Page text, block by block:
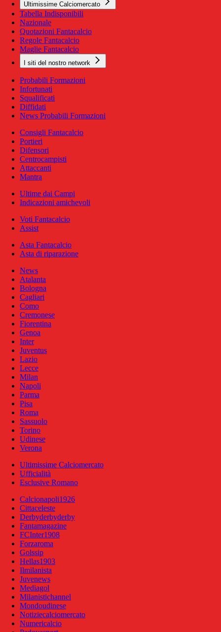
Ultimissime Calciomercato
Tabella Indisponibili
Nazionale
Quotazioni Fantacalcio
Regole Fantacalcio
Maglie Fantacalcio
I siti del nostro network
Probabili Formazioni
Infortunati
Squalificati
Diffidati
News Probabili Formazioni
Consigli Fantacalcio
Portieri
Difensori
Centrocampisti
Attaccanti
Mantra
Ultime dai Campi
Indicazioni amichevoli
Voti Fantacalcio
Assist
Asta Fantacalcio
Asta di riparazione
News
Atalanta
Bologna
Cagliari
Como
Cremonese
Fiorentina
Genoa
Inter
Juventus
Lazio
Lecce
Milan
Napoli
Parma
Pisa
Roma
Sassuolo
Torino
Udinese
Verona
Ultimissime Calciomercato
Ufficialità
Esclusive Romano
Calcionapoli1926
Cittaceleste
Derbyderbyderby
Fantamagazine
FCInter1908
Forzaroma
Golssip
Hellas1903
Ilmilanista
Juvenews
Mediagol
Milanistichannel
Mondoudinese
Notiziecalciomercato
Numericalcio